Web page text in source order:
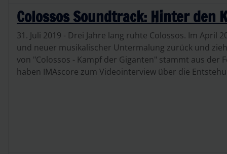
Colossos Soundtrack: Hinter den
31. Juli 2019 - Drei Jahre lang ruhte Colossos. Im
und neuer musikalischer Untermalung zurück und
von "Colossos - Kampf der Giganten" stammt aus der
haben IMAscore zum Videointerview über die